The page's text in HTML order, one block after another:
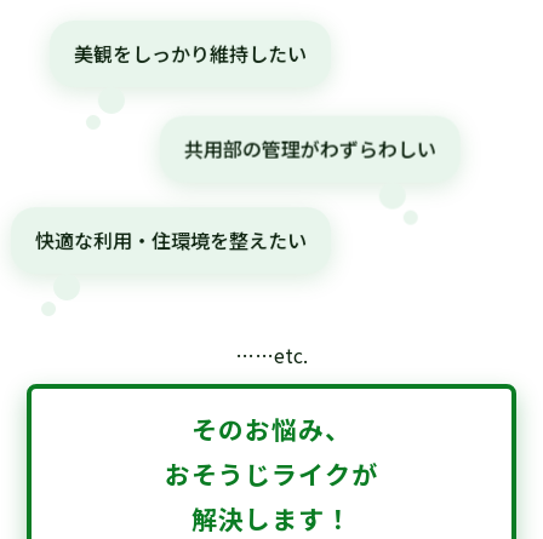
美観をしっかり維持したい
共用部の管理がわずらわしい
……etc.
そのお悩み、
おそうじライクが
解決します！